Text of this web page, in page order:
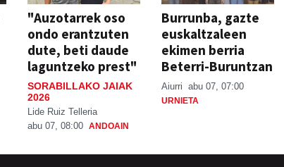
"Auzotarrek oso
ondo erantzuten
dute, beti daude
laguntzeko prest"
SORABILLAKO JAIAK
2026
Lide Ruiz Telleria
abu 07, 08:00 ANDOAIN
Burrunba, gazte
euskaltzaleen
ekimen berria
Beterri-Buruntzan
Aiurri abu 07, 07:00
URNIETA